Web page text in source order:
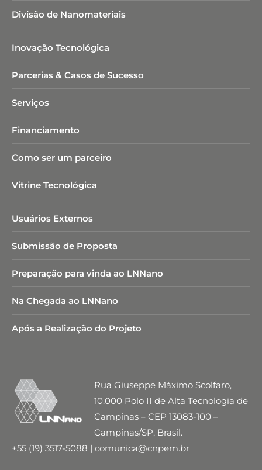
Divisão de Nanomateriais
Inovação Tecnológica
Parcerias & Casos de Sucesso
Serviços
Financiamento
Como ser um parceiro
Vitrine Tecnológica
Usuários Externos
Submissão de Proposta
Preparação para vinda ao LNNano
Na Chegada ao LNNano
Após a Realização do Projeto
Rua Giuseppe Máximo Scolfaro,
10.000 Polo II de Alta Tecnologia de
Campinas – CEP 13083-100 –
Campinas/SP, Brasil.
+55 (19) 3517-5088 | comunica@cnpem.br